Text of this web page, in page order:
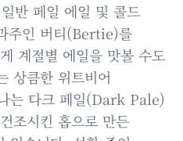
반 페일 에일 및 콜드
주인 버티(Bertie)를
계절별 에일을 맛볼 수도
상큼한 위트비어
는 다크 페일(Dark Pale)
조시킨 홉으로 만든